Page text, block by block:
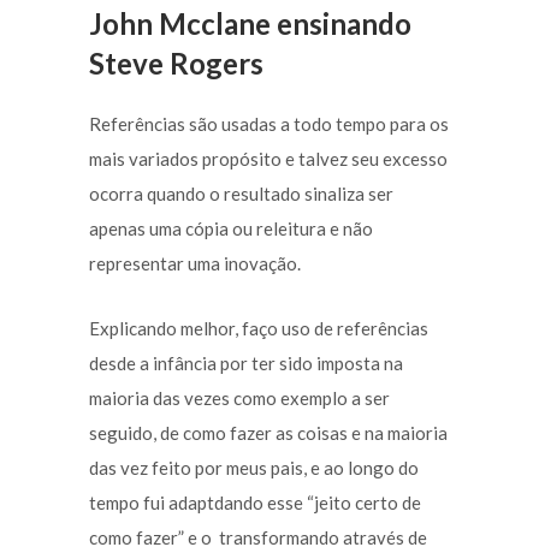
John Mcclane ensinando
Steve Rogers
Referências são usadas a todo tempo para os
mais variados propósito e talvez seu excesso
ocorra quando o resultado sinaliza ser
apenas uma cópia ou releitura e não
representar uma inovação.
Explicando melhor, faço uso de referências
desde a infância por ter sido imposta na
maioria das vezes como exemplo a ser
seguido, de como fazer as coisas e na maioria
das vez feito por meus pais, e ao longo do
tempo fui adaptdando esse “jeito certo de
como fazer” e o transformando através de